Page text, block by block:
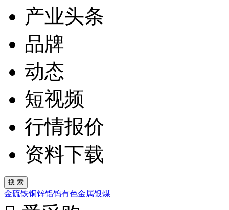
产业头条
品牌
动态
短视频
行情报价
资料下载
金硫铁铜锌铝钨有色金属银煤